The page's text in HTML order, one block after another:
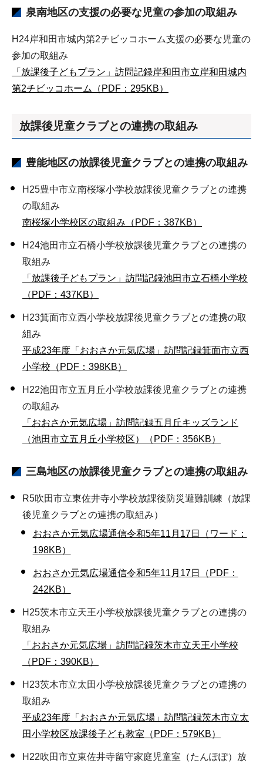
泉南地区の支援の必要な児童の参加の取組み
H24岸和田市城内第2チビッコホーム支援の必要な児童の
参加の取組み
「放課後子どもプラン」訪問記録岸和田市立岸和田城内
第2チビッコホーム（PDF：295KB）
放課後児童クラブとの連携の取組み
豊能地区の放課後児童クラブとの連携の取組み
H25豊中市立南桜塚小学校放課後児童クラブとの連携
の取組み
南桜塚小学校区の取組み（PDF：387KB）
H24池田市立石橋小学校放課後児童クラブとの連携の
取組み
「放課後子どもプラン」訪問記録池田市立石橋小学校
（PDF：437KB）
H23箕面市立西小学校放課後児童クラブとの連携の取
組み
平成23年度「おおさか元気広場」訪問記録箕面市立西
小学校（PDF：398KB）
H22池田市立五月丘小学校放課後児童クラブとの連携
の取組み
「おおさか元気広場」訪問記録五月丘キッズランド
（池田市立五月丘小学校区）（PDF：356KB）
三島地区の放課後児童クラブとの連携の取組み
R5吹田市立東佐井寺小学校放課後防災避難訓練（放課
後児童クラブとの連携の取組み）
おおさか元気広場通信令和5年11月17日（ワード：
198KB）
おおさか元気広場通信令和5年11月17日（PDF：
242KB）
H25茨木市立天王小学校放課後児童クラブとの連携の
取組み
「おおさか元気広場」訪問記録茨木市立天王小学校
（PDF：390KB）
H23茨木市立太田小学校放課後児童クラブとの連携の
取組み
平成23年度「おおさか元気広場」訪問記録茨木市立太
田小学校区放課後子ども教室（PDF：579KB）
H22吹田市立東佐井寺留守家庭児童室（たんぽぽ）放